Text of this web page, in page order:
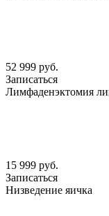
52 999 руб.
Записаться
Лимфаденэктомия
15 999 руб.
Записаться
Низведение яичка